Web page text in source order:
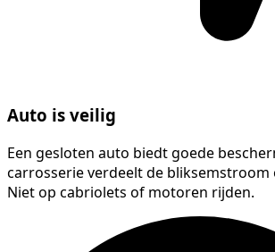
Auto is veilig
Een gesloten auto biedt goede
carrosserie verdeelt de bliksemstroom
Niet op cabriolets of motoren rijden.